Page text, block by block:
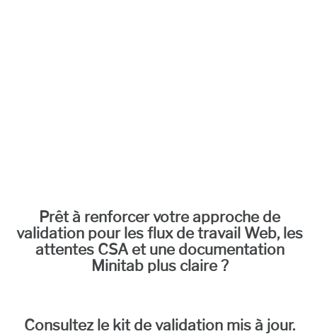
Prêt à renforcer votre approche de
validation pour les flux de travail Web, les
attentes CSA et une documentation
Minitab plus claire ?
Consultez le kit de validation mis à jour.